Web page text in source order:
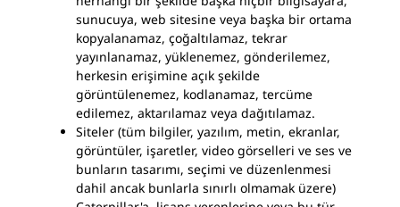
sunucuya, web sitesine veya başka bir ortama
kopyalanamaz, çoğaltılamaz, tekrar
yayınlanamaz, yüklenemez, gönderilemez,
herkesin erişimine açık şekilde
görüntülenemez, kodlanamaz, tercüme
edilemez, aktarılamaz veya dağıtılamaz.
Siteler (tüm bilgiler, yazılım, metin, ekranlar,
görüntüler, işaretler, video görselleri ve ses ve
bunların tasarımı, seçimi ve düzenlenmesi
dahil ancak bunlarla sınırlı olmamak üzere)